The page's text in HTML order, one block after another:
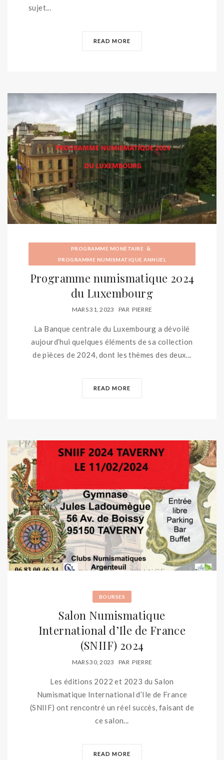
sujet...
READ MORE
PROGRAMME MONÉTAIRE &
PROGRAMME NUMISMATIQUE ANNUEL
Programme numismatique 2024
du Luxembourg
MARS 31, 2023 PAR PIERRE
La Banque centrale du Luxembourg a dévoilé
aujourd’hui quelques éléments de sa collection
de pièces de 2024, dont les thèmes des deux...
READ MORE
BOURSES
Salon Numismatique
International d’Ile de France
(SNIIF) 2024
MARS 30, 2023 PAR PIERRE
Les éditions 2022 et 2023 du Salon
Numismatique International d’Ile de France
(SNIIF) ont rencontré un réel succès, faisant de
ce salon...
READ MORE